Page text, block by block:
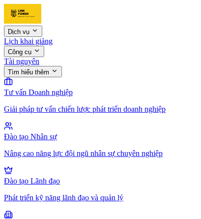
Dịch vụ
Lịch khai giảng
Công cụ
Tài nguyên
Tìm hiểu thêm
Tư vấn Doanh nghiệp
Giải pháp tư vấn chiến lược phát triển doanh nghiệp
Đào tạo Nhân sự
Nâng cao năng lực đội ngũ nhân sự chuyên nghiệp
Đào tạo Lãnh đạo
Phát triển kỹ năng lãnh đạo và quản lý